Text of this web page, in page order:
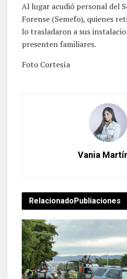
Al lugar acudió personal del
Forense (Semefo), quienes
lo trasladaron a sus
presenten familiares.
Foto Cortesía
Vania
RelacionadoPubliaciones